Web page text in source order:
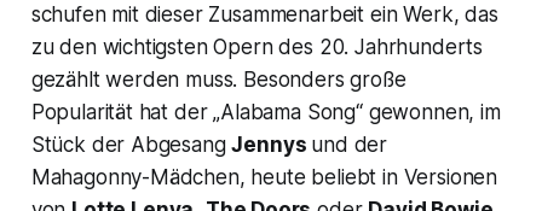
schufen mit dieser Zusammenarbeit ein Werk, das
zu den wichtigsten Opern des 20. Jahrhunderts
gezählt werden muss. Besonders große
Popularität hat der„Alabama Song“gewonnen, im
Stück der AbgesangJennys und der
Mahagonny-Mädchen, heute beliebt in Versionen